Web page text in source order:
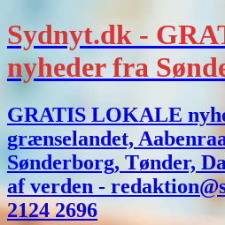
Sydnyt.dk -
nyheder fra
GRATIS LOKALE
grænselandet,
Sønderborg, Tønder,
af verden -
2124 2696